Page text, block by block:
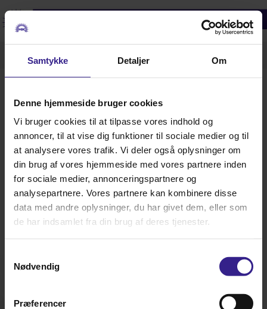
Samtykke Detaljer Om
Denne hjemmeside bruger cookies
Vi bruger cookies til at tilpasse vores indhold og
annoncer, til at vise dig funktioner til sociale medier og til
at analysere vores trafik. Vi deler også oplysninger om
din brug af vores hjemmeside med vores partnere inden
for sociale medier, annonceringspartnere og
analysepartnere. Vores partnere kan kombinere disse
data med andre oplysninger, du har givet dem, eller som
de har indsamlet fra din brug af deres tjenester.
Nødvendig
Præferencer
0
Hornsyld Købmandsgaards webshop modtager betaling med Dankort/VISA-
Dankort & MasterCard.
Betaling vil først blive trukket på din konto, når varen afsendes, vi tager ikke
kortgebyr.
Hornsyld Købmandsgaards webshop krypterer alle dine kortoplysninger med
den såkaldte SSL (Secure Socket Layer) protokol. Det betyder, at
uvedkommende ikke kan aflæse dit kortnummer eller andre informationer
under transaktionen med PBS.
Reservation af beløb
Betaler du med et internationalt betalingskort, reserveres beløbet med det
samme. Pengene reserveres på dit kort eller konto indtil:
1) Vi trækker beløbet, når vi sender varen, eller
Du kan læse mere om reglerne for dit specifikke kort hos din kortudsteder.